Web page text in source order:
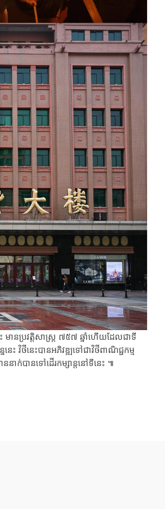
ន​ប្រវតិ្ត​សាស្ត្រ ​៧៥៧ ​ឆ្នាំហើយ​ដែលជា​ទី
វិថី​នេះបានអភិវឌ្ឍទៅជាវិថីពាណិជ្ជកម្ម
នាក់​បានទៅដើរ​កម្សាន្ត​នៅ​ទី​នេះ ៕